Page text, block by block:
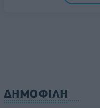
ΔΗΜΟΦΙΛΗ